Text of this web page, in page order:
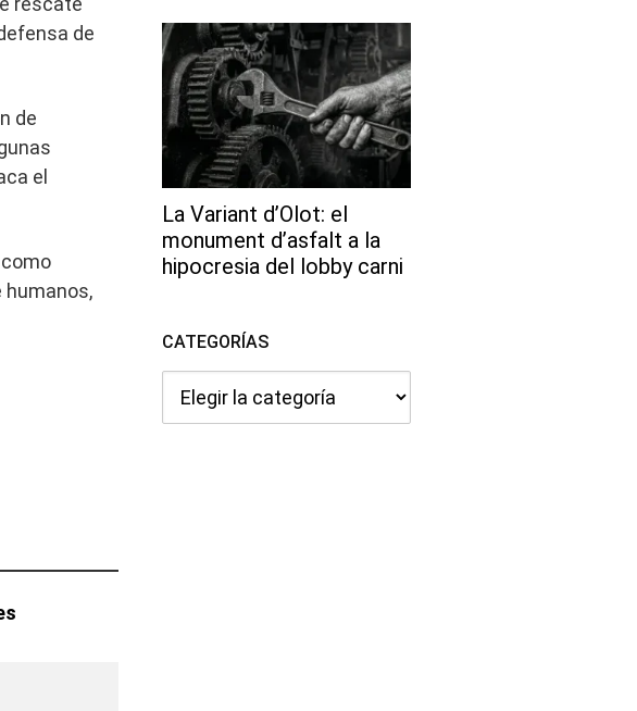
de
de
el
humanos,
La Variant d’Olot: el
monument d’asfalt a la
hipocresia del lobby carni
CATEGORÍAS